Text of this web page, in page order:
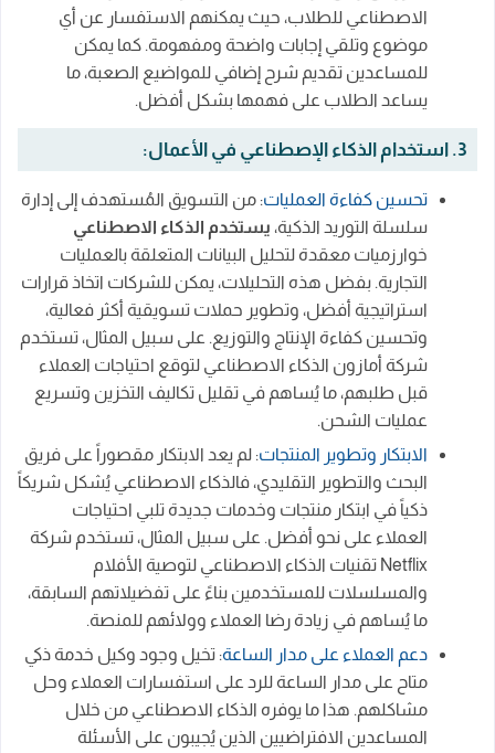
الاصطناعي للطلاب، حيث يمكنهم الاستفسار عن أي
موضوع وتلقي إجابات واضحة ومفهومة. كما يمكن
للمساعدين تقديم شرح إضافي للمواضيع الصعبة، ما
يساعد الطلاب على فهمها بشكل أفضل.
3. استخدام الذكاء الإصطناعي في الأعمال:
تحسين كفاءة العمليات: من التسويق المُستهدف إلى إدارة
سلسلة التوريد الذكية، يستخدم الذكاء الاصطناعي
خوارزميات معقدة لتحليل البيانات المتعلقة بالعمليات
التجارية. بفضل هذه التحليلات، يمكن للشركات اتخاذ قرارات
استراتيجية أفضل، وتطوير حملات تسويقية أكثر فعالية،
وتحسين كفاءة الإنتاج والتوزيع. على سبيل المثال، تستخدم
شركة أمازون الذكاء الاصطناعي لتوقع احتياجات العملاء
قبل طلبهم، ما يُساهم في تقليل تكاليف التخزين وتسريع
عمليات الشحن.
الابتكار وتطوير المنتجات: لم يعد الابتكار مقصوراً على فريق
البحث والتطوير التقليدي، فالذكاء الاصطناعي يُشكل شريكاً
ذكياً في ابتكار منتجات وخدمات جديدة تلبي احتياجات
العملاء على نحو أفضل. على سبيل المثال، تستخدم شركة
Netflix تقنيات الذكاء الاصطناعي لتوصية الأفلام
والمسلسلات للمستخدمين بناءً على تفضيلاتهم السابقة،
ما يُساهم في زيادة رضا العملاء وولائهم للمنصة.
دعم العملاء على مدار الساعة: تخيل وجود وكيل خدمة ذكي
متاح على مدار الساعة للرد على استفسارات العملاء وحل
مشاكلهم. هذا ما يوفره الذكاء الاصطناعي من خلال
المساعدين الافتراضيين الذين يُجيبون على الأسئلة